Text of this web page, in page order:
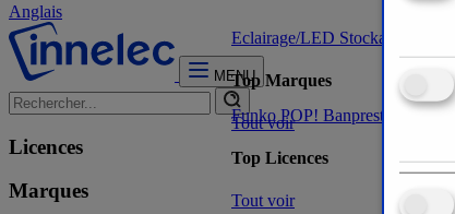
Anglais
MENU
Licences
Marques
Funko POP! Banpresto Plastoy
Top Licences
Tout voir
Eclairage/LED Stockage/
Top Marques
Tout voir